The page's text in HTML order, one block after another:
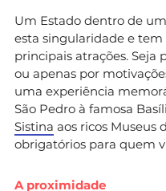
Um Estado dentro de
esta singularidade e tem
principais atrações. Seja
ou apenas por
uma experiência
São Pedro à famosa
Sistina aos ricos Museus
obrigatórios para quem
A proximidade